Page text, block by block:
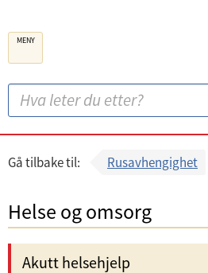
ø
k
:
MENY
Gå tilbake til: Rusavhengighet
Helse og omsorg
Akutt helsehjelp